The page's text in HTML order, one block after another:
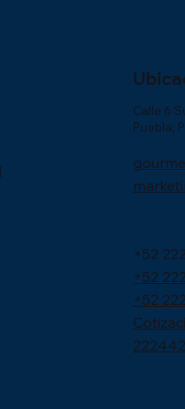
Calle 6
Puebla,
+52
+52
+52